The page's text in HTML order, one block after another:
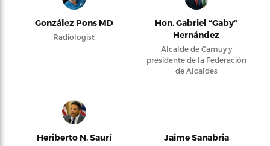
González Pons MD
Radiologist
Hon. Gabriel “Gaby”
Hernández
Alcalde de Camuy y
presidente de la Federación
de Alcaldes
Heriberto N. Saurí Jaime Sanabria